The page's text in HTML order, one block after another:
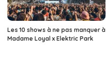
Les 10 shows à ne pas manquer à
Madame Loyal x Elektric Park